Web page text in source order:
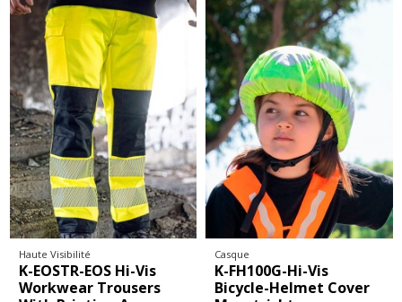
Haute Visibilité
K-EOSTR-EOS Hi-Vis
Workwear Trousers
Casque
K-FH100G-Hi-Vis
Bicycle-Helmet Cover